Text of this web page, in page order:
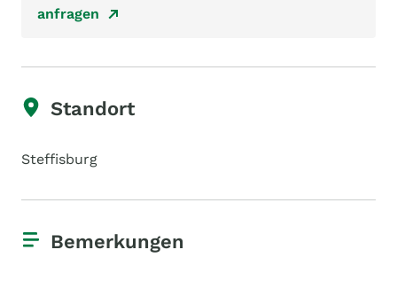
anfragen
Standort
Steffisburg
Bemerkungen